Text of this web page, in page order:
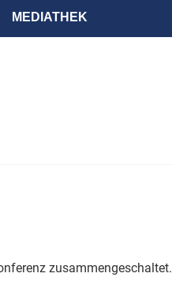
MEDIATHEK
zusammengeschaltet.